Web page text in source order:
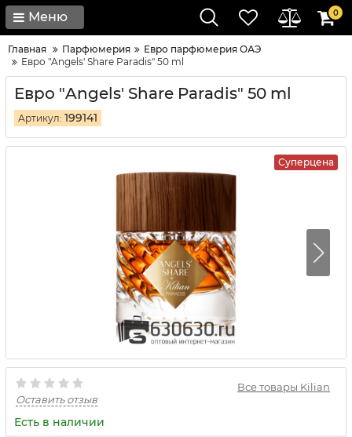
Меню 0
Главная Парфюмерия
Евро парфюмерия ОАЭ
Евро "Angels' Share Paradis" 50 ml
Евро "Angels' Share Paradis" 50 ml
Артикул: 199141
Суперцена
Все товары Kilian
Оставить отзыв
Есть в наличии